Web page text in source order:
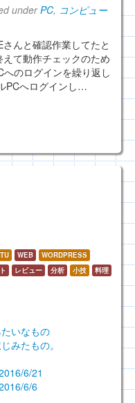
underPC, コンピュー
んと確認作業してたと
て動作チェックのため
へのログインを繰り返し
PCへログインし…
WEB
WORDPRESS
レビュー 分析 小技
料理
いなもの
みたもの。
6/21
6/6